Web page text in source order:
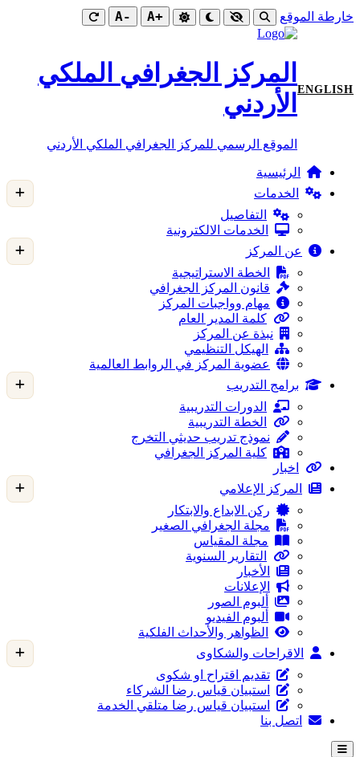
خارطة الموقع +A
-A
ENGLISH
المركز الجغرافي الملكي
الأردني
الموقع الرسمي للمركز الجغرافي الملكي الأردني
الرئيسية
الخدمات
التفاصيل
الخدمات الالكترونية
عن المركز
الخطة الاستراتيجية
قانون المركز الجغرافي
مهام وواجبات المركز
كلمة المدير العام
نبذة عن المركز
الهيكل التنظيمي
عضوية المركز في الروابط العالمية
برامج التدريب
الدورات التدريبية
الخطة التدريبية
نموذج تدريب حديثي التخرج
كلية المركز الجغرافي
اخبار
المركز الإعلامي
ركن الابداع والابتكار
مجلة الجغرافي الصغير
مجلة المقياس
التقارير السنوية
الأخبار
الإعلانات
ألبوم الصور
ألبوم الفيديو
الظواهر والأحداث الفلكية
الاقراحات والشكاوى
تقديم اقتراح او شكوى
استبيان قياس رضا الشركاء
استبيان قياس رضا متلقي الخدمة
اتصل بنا